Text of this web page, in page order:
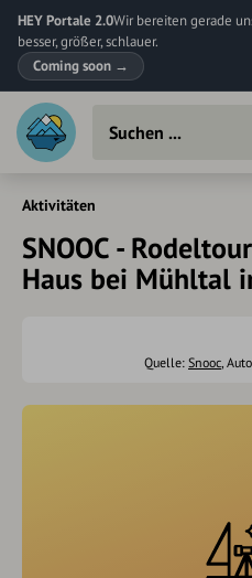
HEY Portale 2.0Wir bereiten gerade
besser, größer, schlauer.
Coming soon →
Aktivitäten
SNOOC -
Haus bei Mühltal
Quelle: Snooc,